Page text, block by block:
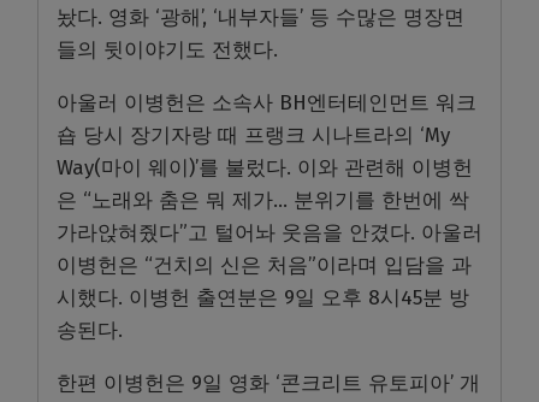
놨다. 영화 ‘광해’, ‘내부자들’ 등 수많은 명장면
들의 뒷이야기도 전했다.
아울러 이병헌은 소속사 BH엔터테인먼트 워크
숍 당시 장기자랑 때 프랭크 시나트라의 ‘My
Way(마이 웨이)’를 불렀다. 이와 관련해 이병헌
은 “노래와 춤은 뭐 제가… 분위기를 한번에 싹
가라앉혀줬다”고 털어놔 웃음을 안겼다. 아울러
이병헌은 “건치의 신은 처음”이라며 입담을 과
시했다. 이병헌 출연분은 9일 오후 8시45분 방
송된다.
한편 이병헌은 9일 영화 ‘콘크리트 유토피아’ 개